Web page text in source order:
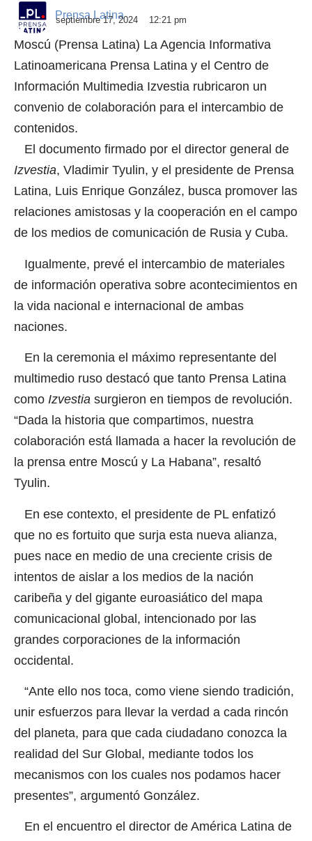
Prensa Latina
septiembre 17, 2024 12:21 pm
Moscú (Prensa Latina) La Agencia Informativa
Latinoamericana Prensa Latina y el Centro de
Información Multimedia Izvestia rubricaron un
convenio de colaboración para el intercambio de
contenidos.
El documento firmado por el director general de
Izvestia, Vladimir Tyulin, y el presidente de Prensa
Latina, Luis Enrique González, busca promover las
relaciones amistosas y la cooperación en el campo
de los medios de comunicación de Rusia y Cuba.
Igualmente, prevé el intercambio de materiales
de información operativa sobre acontecimientos en
la vida nacional e internacional de ambas
naciones.
En la ceremonia el máximo representante del
multimedio ruso destacó que tanto Prensa Latina
como Izvestia surgieron en tiempos de revolución.
“Dada la historia que compartimos, nuestra
colaboración está llamada a hacer la revolución de
la prensa entre Moscú y La Habana”, resaltó
Tyulin.
En ese contexto, el presidente de PL enfatizó
que no es fortuito que surja esta nueva alianza,
pues nace en medio de una creciente crisis de
intentos de aislar a los medios de la nación
caribeña y del gigante euroasiático del mapa
comunicacional global, intencionado por las
grandes corporaciones de la información
occidental.
“Ante ello nos toca, como viene siendo tradición,
unir esfuerzos para llevar la verdad a cada rincón
del planeta, para que cada ciudadano conozca la
realidad del Sur Global, mediante todos los
mecanismos con los cuales nos podamos hacer
presentes”, argumentó González.
En el encuentro el director de América Latina de